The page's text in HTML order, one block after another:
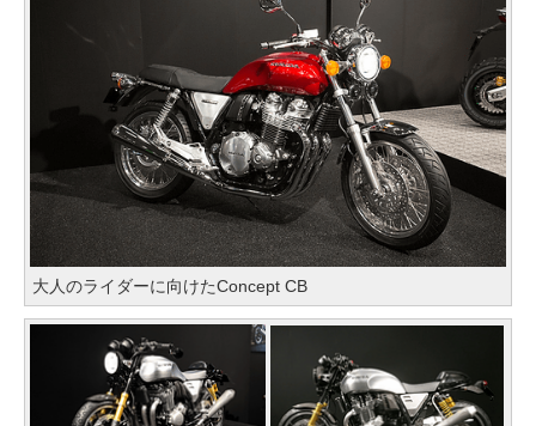
大人のライダーに向けたConcept CB